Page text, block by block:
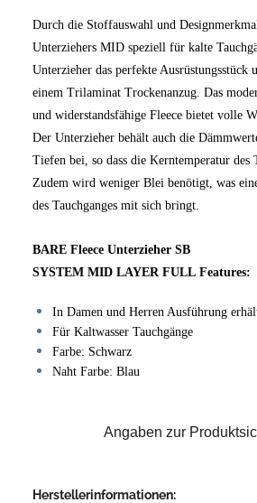
Durch die Stoffauswahl und
Unterziehers MID speziell für kalte
Unterzieher das perfekte Ausrüstungsstück
einem Trilaminat Trockenanzug. Das
und widerstandsfähige Fleece bietet volle
Der Unterzieher behält auch die
Tiefen bei, so dass die Kerntemperatur des
Zudem wird weniger Blei benötigt, was
des Tauchganges mit sich bringt.
BARE Fleece Unterzieher SB
SYSTEM MID LAYER FULL Features:
In Damen und Herren Ausführung
FürKaltwasser Tauchgänge
Farbe: Schwarz
Naht Farbe: Blau
Angaben zur
Herstellerinformationen: